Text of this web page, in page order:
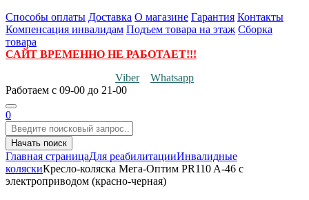
Способы оплаты Доставка О магазине Гарантия Контакты
Компенсация инвалидам Подъем товара на этаж Сборка
товара
САЙТ ВРЕМЕННО НЕ РАБОТАЕТ!!!
Viber
Whatsapp
Работаем с 09-00 до 21-00
0
Начать поиск
Главная страницаДля реабилитацииИнвалидные
коляскиКресло-коляска Мега-Оптим PR110 A-46 с
электроприводом (красно-черная)